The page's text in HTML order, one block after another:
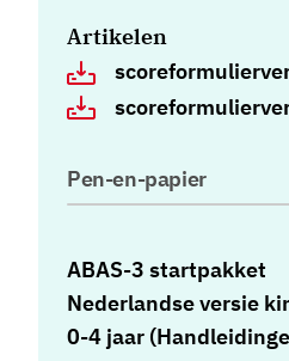
Artikelen
Pen-en-papier
ABAS-3 startpakket
Nederlandse versie
0-4 jaar